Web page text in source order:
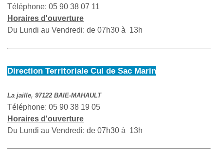
Téléphone: 05 90 38 07 11
Horaires d'ouverture
Du Lundi au Vendredi: de 07h30 à 13h
Direction Territoriale Cul de Sac Marin
La jaille, 97122 BAIE-MAHAULT
Téléphone: 05 90 38 19 05
Horaires d'ouverture
Du Lundi au Vendredi: de 07h30 à 13h